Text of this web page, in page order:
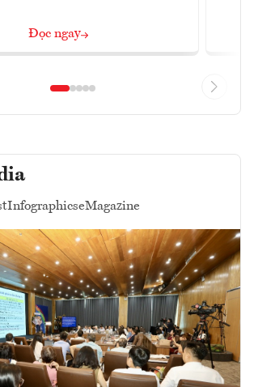
Đọc ngay
InfographicseMagazine